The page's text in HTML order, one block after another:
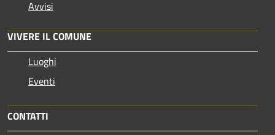
Avvisi
VIVERE IL COMUNE
Luoghi
Eventi
CONTATTI